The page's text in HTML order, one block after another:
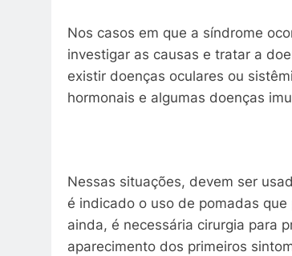
Nos casos em que a síndrome
investigar as causas e tratar a
existir doenças oculares ou
hormonais e algumas doenças
Nessas situações, devem ser
é indicado o uso de pomadas
ainda, é necessária cirurgia para
aparecimento dos primeiros